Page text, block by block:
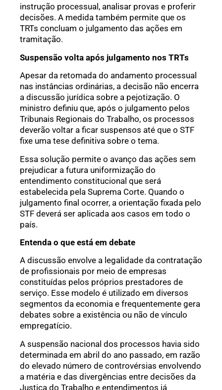
instrução processual, analisar provas e proferir
decisões. A medida também permite que os
TRTs concluam o julgamento das ações em
tramitação.
Suspensão volta após julgamento nos TRTs
Apesar da retomada do andamento processual
nas instâncias ordinárias, a decisão não encerra
a discussão jurídica sobre a pejotização. O
ministro definiu que, após o julgamento pelos
Tribunais Regionais do Trabalho, os processos
deverão voltar a ficar suspensos até que o STF
fixe uma tese definitiva sobre o tema.
Essa solução permite o avanço das ações sem
prejudicar a futura uniformização do
entendimento constitucional que será
estabelecida pela Suprema Corte. Quando o
julgamento final ocorrer, a orientação fixada pelo
STF deverá ser aplicada aos casos em todo o
país.
Entenda o que está em debate
A discussão envolve a legalidade da contratação
de profissionais por meio de empresas
constituídas pelos próprios prestadores de
serviço. Esse modelo é utilizado em diversos
segmentos da economia e frequentemente gera
debates sobre a existência ou não de vínculo
empregatício.
A suspensão nacional dos processos havia sido
determinada em abril do ano passado, em razão
do elevado número de controvérsias envolvendo
a matéria e das divergências entre decisões da
Justiça do Trabalho e entendimentos já